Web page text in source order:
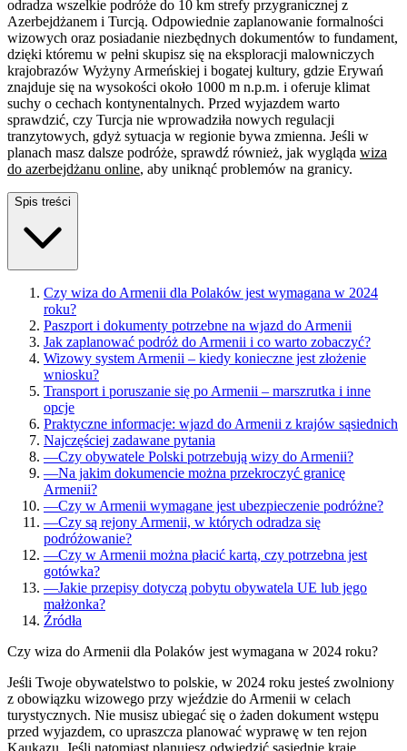
odradza wszelkie podróże do 10 km strefy przygranicznej z
Azerbejdżanem i Turcją. Odpowiednie zaplanowanie formalności
wizowych oraz posiadanie niezbędnych dokumentów to fundament,
dzięki któremu w pełni skupisz się na eksploracji malowniczych
krajobrazów Wyżyny Armeńskiej i bogatej kultury, gdzie Erywań
znajduje się na wysokości około 1000 m n.p.m. i oferuje klimat
suchy o cechach kontynentalnych. Przed wyjazdem warto
sprawdzić, czy Turcja nie wprowadziła nowych regulacji
tranzytowych, gdyż sytuacja w regionie bywa zmienna. Jeśli w
planach masz dalsze podróże, sprawdź również, jak wygląda wiza
do azerbejdżanu online, aby uniknąć problemów na granicy.
Spis treści
Czy wiza do Armenii dla Polaków jest wymagana w 2024
roku?
Paszport i dokumenty potrzebne na wjazd do Armenii
Jak zaplanować podróż do Armenii i co warto zobaczyć?
Wizowy system Armenii – kiedy konieczne jest złożenie
wniosku?
Transport i poruszanie się po Armenii – marszrutka i inne
opcje
Praktyczne informacje: wjazd do Armenii z krajów sąsiednich
Najczęściej zadawane pytania
—Czy obywatele Polski potrzebują wizy do Armenii?
—Na jakim dokumencie można przekroczyć granicę
Armenii?
—Czy w Armenii wymagane jest ubezpieczenie podróżne?
—Czy są rejony Armenii, w których odradza się
podróżowanie?
—Czy w Armenii można płacić kartą, czy potrzebna jest
gotówka?
—Jakie przepisy dotyczą pobytu obywatela UE lub jego
małżonka?
Źródła
Czy wiza do Armenii dla Polaków jest wymagana w 2024 roku?
Jeśli Twoje obywatelstwo to polskie, w 2024 roku jesteś zwolniony
z obowiązku wizowego przy wjeździe do Armenii w celach
turystycznych. Nie musisz ubiegać się o żaden dokument wstępu
przed wyjazdem, co upraszcza planować wyprawę w ten rejon
Kaukazu. Jeśli natomiast planujesz odwiedzić sąsiednie kraje,